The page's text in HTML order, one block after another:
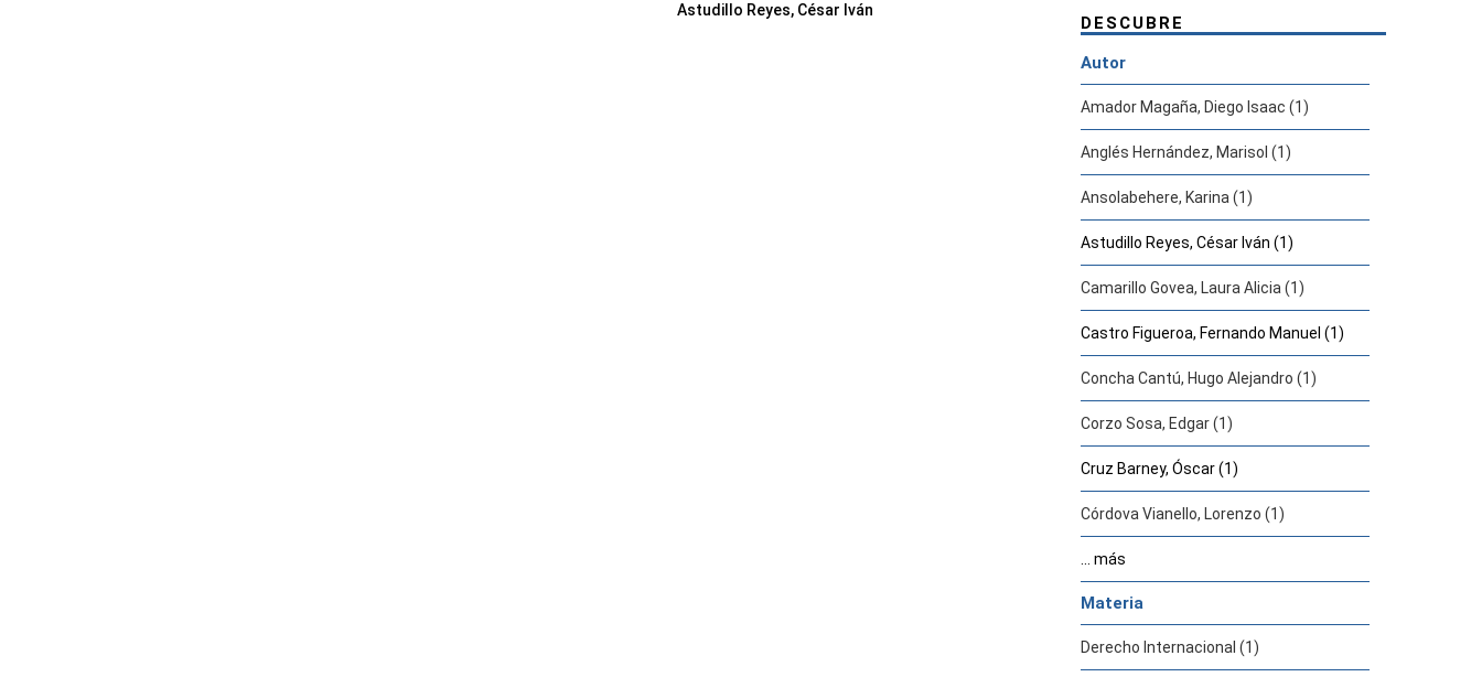
Astudillo Reyes, César Iván
DESCUBRE
Autor
Amador Magaña, Diego Isaac (1)
Anglés Hernández, Marisol (1)
Ansolabehere, Karina (1)
Astudillo Reyes, César Iván (1)
Camarillo Govea, Laura Alicia (1)
Castro Figueroa, Fernando Manuel (1)
Concha Cantú, Hugo Alejandro (1)
Corzo Sosa, Edgar (1)
Cruz Barney, Óscar (1)
Córdova Vianello, Lorenzo (1)
... más
Materia
Derecho Internacional (1)